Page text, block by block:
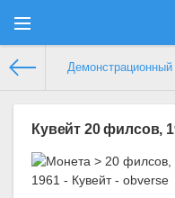
Демонстрационный
Кувейт 20 филсов,